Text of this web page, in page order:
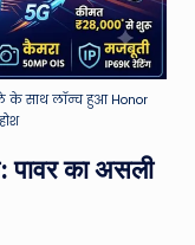
के साथ लॉन्च हुआ Honor
का असली